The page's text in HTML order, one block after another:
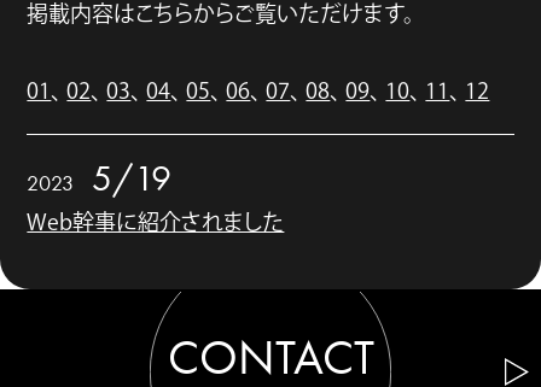
掲載内容はこちらからご覧いただけます。
01、02、03、04、05、06、07、08、09、 10、 11、 12
2023 5/19
Web幹事に紹介されました
CONTACT